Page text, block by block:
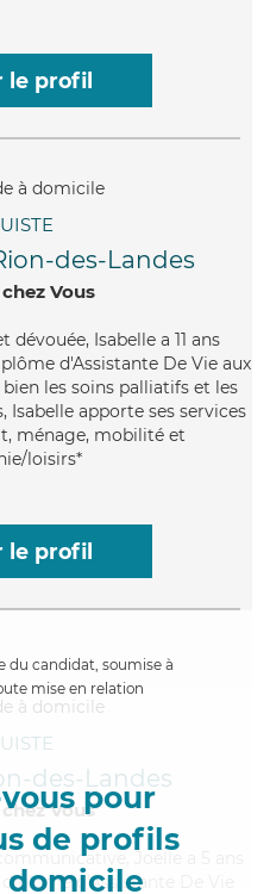
le profil
des-Landes
Vous
dévouée, Isabelle a 11 ans
d'Assistante De Vie aux
les soins palliatifs et les
Isabelle apporte ses services
ménage, mobilité et
loisirs*
le profil
du candidat, soumise à
mise en relation
pour
de profils
domicile
des-Landes
Vous
Joelle a 5 ans
d'Assistante De Vie